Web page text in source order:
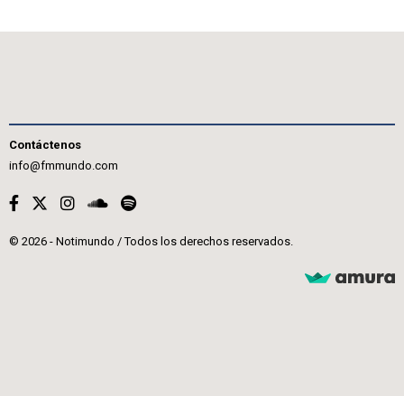
Contáctenos
info@fmmundo.com
© 2026 - Notimundo / Todos los derechos reservados.